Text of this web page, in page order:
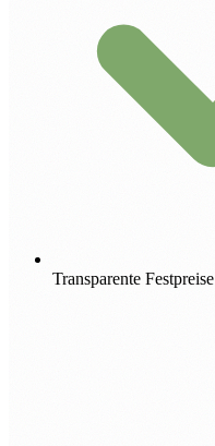
Transparente Festpreise